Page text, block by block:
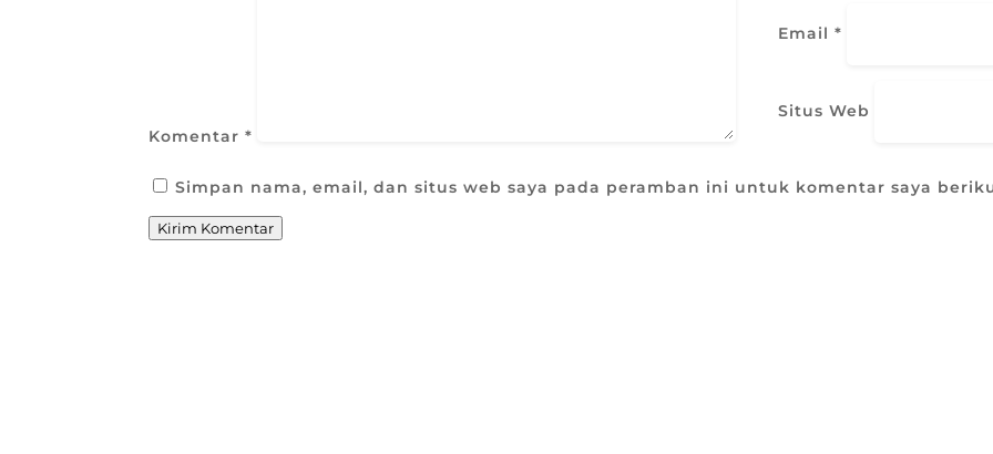
Komentar*
Email *
Situs Web
Simpan nama, email, dan situs web saya pada peramban ini untuk komentar saya
Kirim Komentar